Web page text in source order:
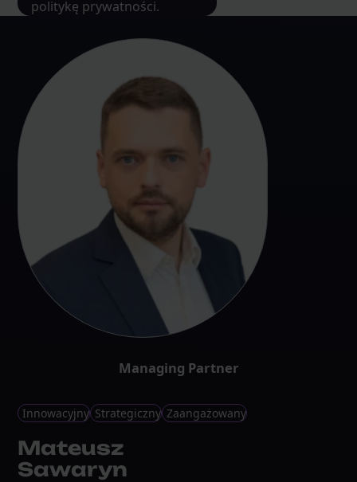
politykę prywatności.
Managing Partner
Innowacyjny Strategiczny Zaangażowany
Mateusz
Sawaryn